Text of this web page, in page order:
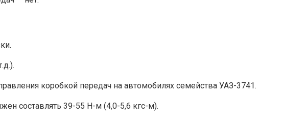
коробкой передач на автомобилях семейства УАЗ-3741.
составлять 39-55 Н-м (4,0-5,6 кгс-м).